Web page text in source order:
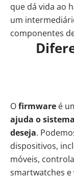
que dá vida ao
um
componentes
Ofirmware é
ajuda o
deseja.
dispositivos,
móveis,
smartwatches